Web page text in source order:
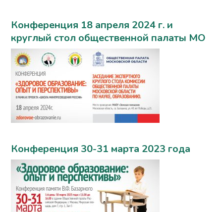
Конференция 18 апреля 2024 г. и
круглый стол общественной палаты МО
Конференция 30-31 марта 2023 года